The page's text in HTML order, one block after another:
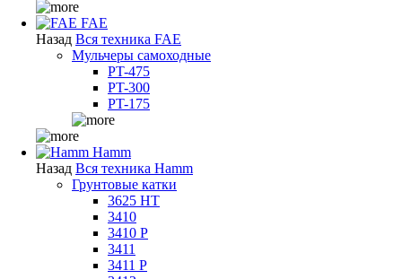
FAE
Назад Вся техника FAE
Мульчеры самоходные
PT-475
PT-300
PT-175
Hamm
Назад Вся техника Hamm
Грунтовые катки
3625 HT
3410
3410 P
3411
3411 P